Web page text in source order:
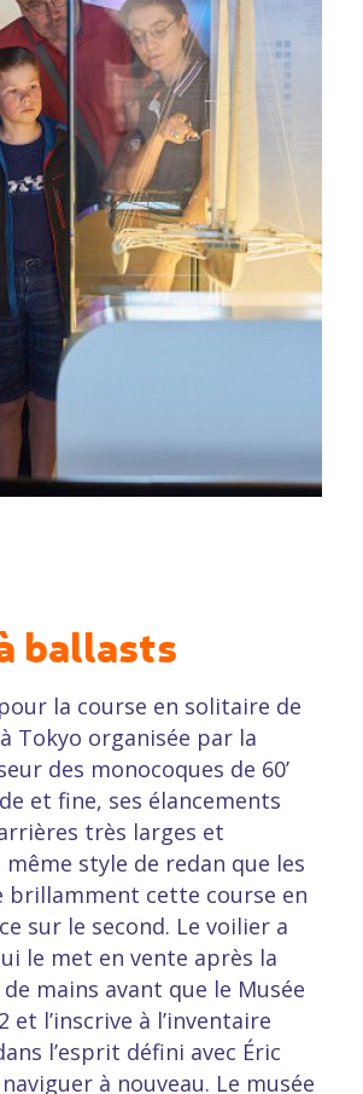
ballasts
la course en solitaire de
Tokyo organisée par la
des monocoques de 60’
et fine, ses élancements
très larges et
style de redan que les
cette course en
sur le second. Le voilier a
le met en vente après la
mains avant que le Musée
et l’inscrive à l’inventaire
l’esprit défini avec Éric
à nouveau. Le musée